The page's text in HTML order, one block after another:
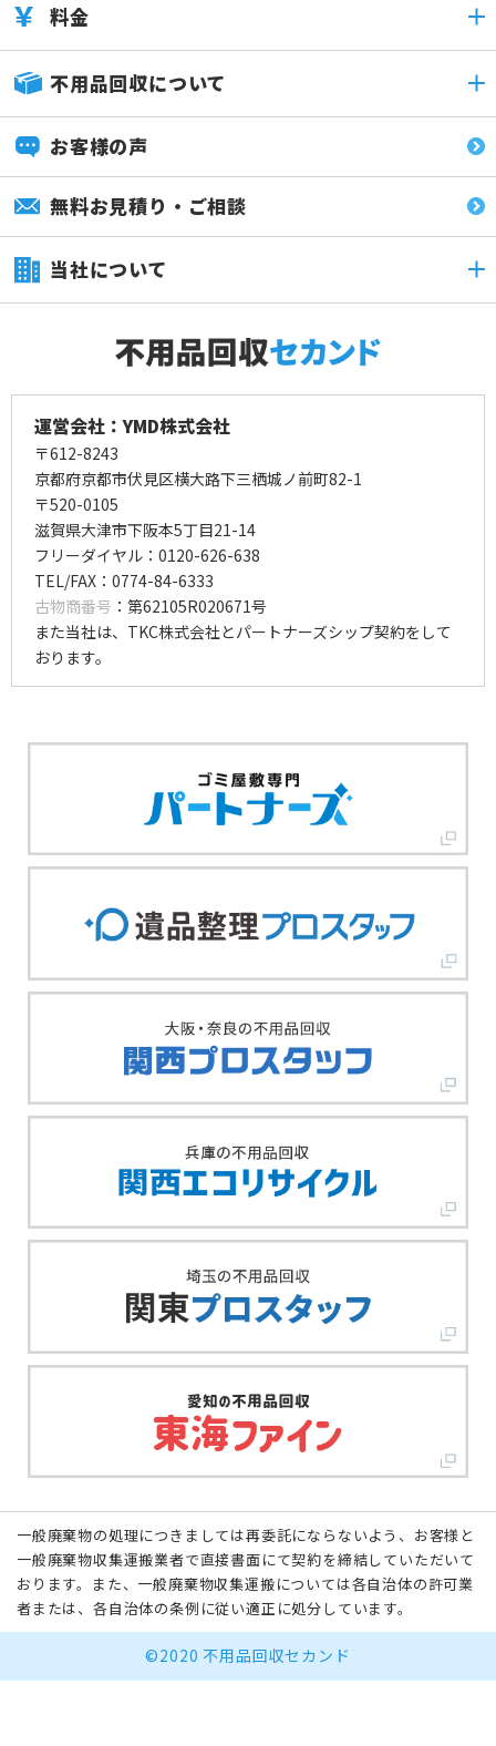
料金
不用品回収について
お客様の声
無料お見積り・ご相談
当社について
運営会社：YMD株式会社
〒612-8243
京都府京都市伏見区横大路下三栖城ノ前町82-1
〒520-0105
滋賀県大津市下阪本5丁目21-14
フリーダイヤル：0120-626-638
TEL/FAX：0774-84-6333
古物商番号 ：第62105R020671号
また当社は、TKC株式会社とパートナーズシップ契約をして
おります。
一般廃棄物の処理につきましては再委託にならないよう、お客様と
一般廃棄物収集運搬業者で直接書面にて契約を締結していただいて
おります。また、一般廃棄物収集運搬については各自治体の許可業
者または、各自治体の条例に従い適正に処分しています。
©2020 不用品回収セカンド